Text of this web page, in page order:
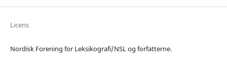
Licens
Nordisk Forening for Leksikografi/NSL og forfatterne.